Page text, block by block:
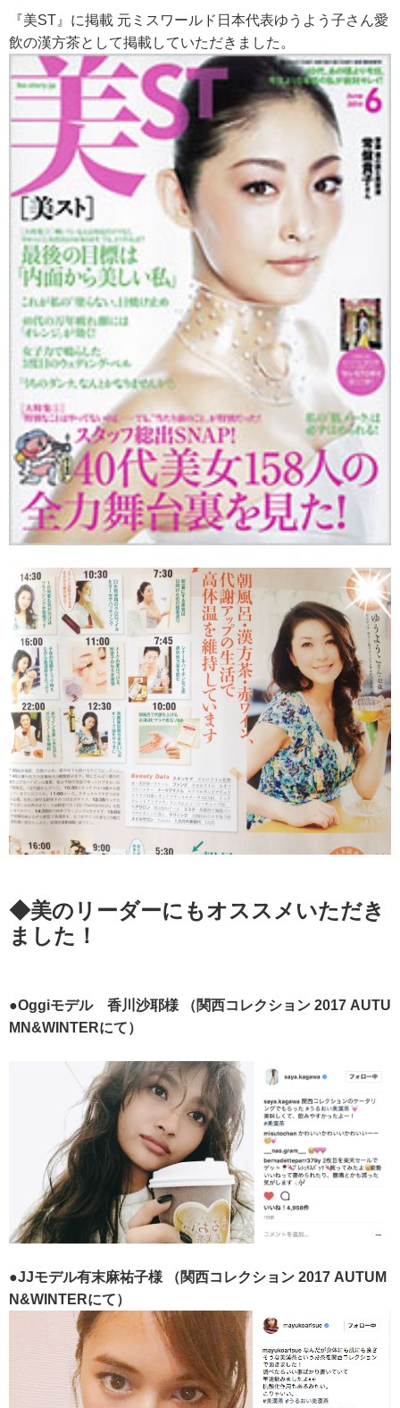
『美ST』に掲載 元ミスワールド日本代表ゆうよう子さん愛
飲の漢方茶として掲載していただきました。
◆美のリーダーにもオススメいただき
ました！
●Oggiモデル 香川沙耶様
（関西コレクション 2017 AUTU
MN&WINTERにて）
●JJモデル有末麻祐子様
（関西コレクション 2017 AUTUM
N&WINTERにて）